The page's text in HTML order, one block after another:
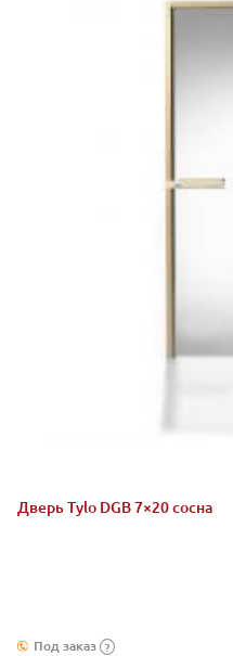
Дверь Tylo DGB 7×20 сосна
Под заказ ?